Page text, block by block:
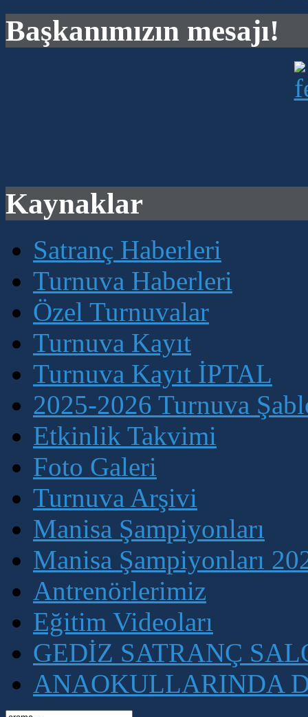
Başkanımızın mesajı!
Kaynaklar
Satranç Haberleri
Turnuva Haberleri
Özel Turnuvalar
Turnuva Kayıt
Turnuva Kayıt İPTAL
2025-2026 Turnuva
Etkinlik Takvimi
Foto Galeri
Turnuva Arşivi
Manisa Şampiyonları
Manisa Şampiyonları
Antrenörlerimiz
Eğitim Videoları
GEDİZ SATRANÇ
ANAOKULLARINDA